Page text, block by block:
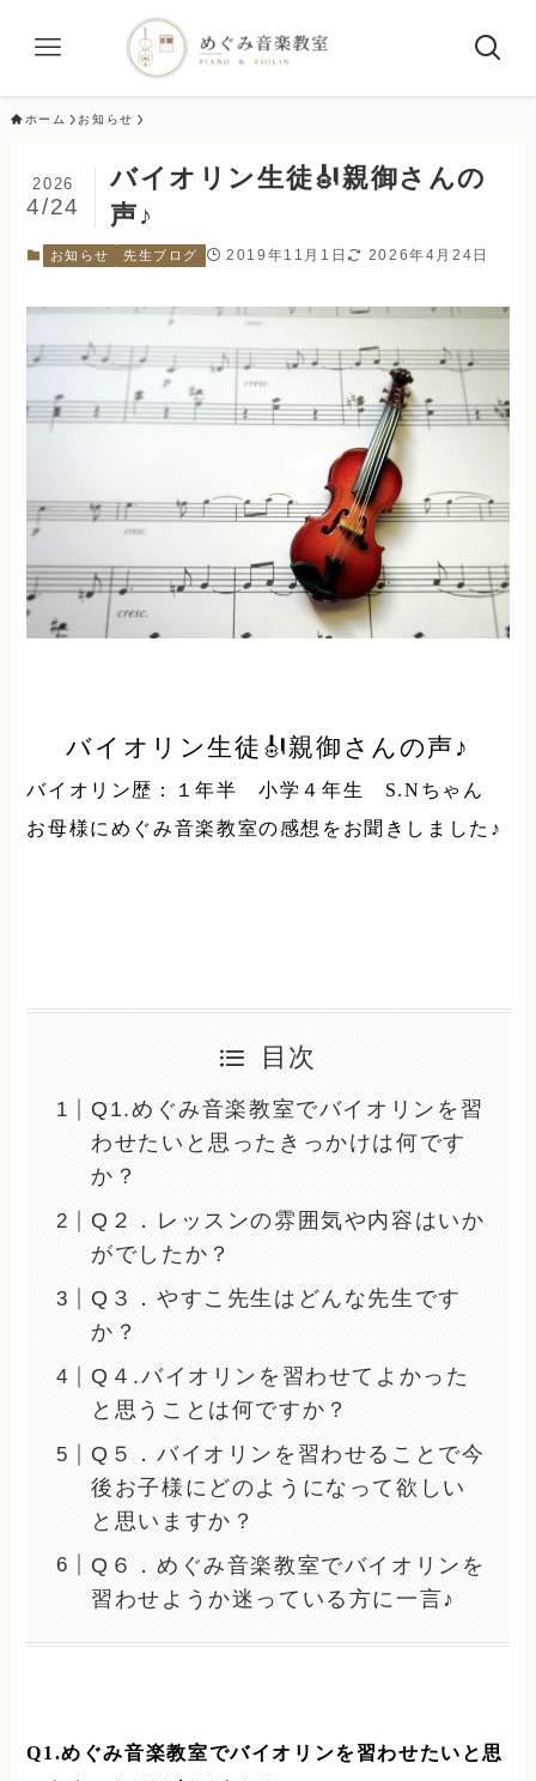
ホーム お知らせ
バイオリン生徒🎻親御さんの
声♪
2026
4/24
お知らせ 先生ブログ 2019年11月1日 2026年4月24日
バイオリン生徒 🎻親御さんの声♪
バイオリン歴：１年半 小学４年生 S.N ちゃん
お母様にめぐみ音楽教室の感想をお聞きしました♪
目次
Q1.めぐみ音楽教室でバイオリンを習
わせたいと思ったきっかけは何です
か？
Q２．レッスンの雰囲気や内容はいか
がでしたか？
Q３．やすこ先生はどんな先生です
か？
Q４.バイオリンを習わせてよかった
と思うことは何ですか？
Q５．バイオリンを習わせることで今
後お子様にどのようになって欲しい
と思いますか？
Q６．めぐみ音楽教室でバイオリンを
習わせようか迷っている方に一言♪
Q1.めぐみ音楽教室でバイオリンを習わせたいと思